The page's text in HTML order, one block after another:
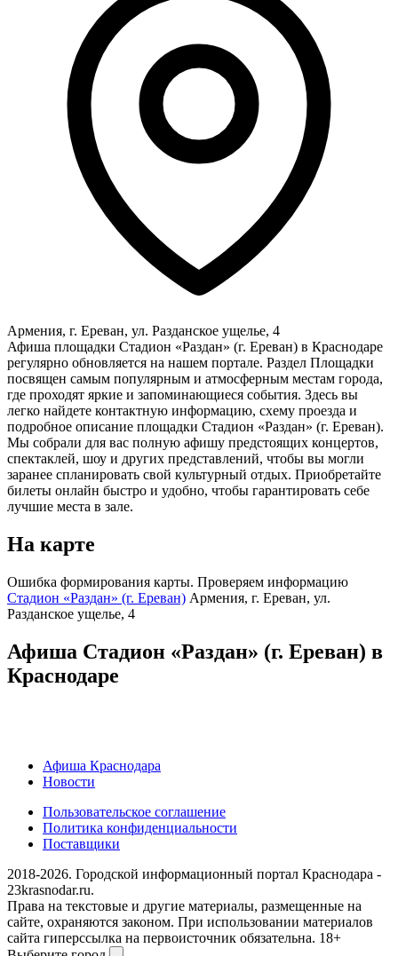
Армения, г. Ереван, ул. Разданское ущелье, 4
Афиша площадки Стадион «Раздан» (г. Ереван) в Краснодаре
регулярно обновляется на нашем портале. Раздел Площадки
посвящен самым популярным и атмосферным местам города,
где проходят яркие и запоминающиеся события. Здесь вы
легко найдете контактную информацию, схему проезда и
подробное описание площадки Стадион «Раздан» (г. Ереван).
Мы собрали для вас полную афишу предстоящих концертов,
спектаклей, шоу и других представлений, чтобы вы могли
заранее спланировать свой культурный отдых. Приобретайте
билеты онлайн быстро и удобно, чтобы гарантировать себе
лучшие места в зале.
На карте
Ошибка формирования карты. Проверяем информацию
Стадион «Раздан» (г. Ереван) Армения, г. Ереван, ул.
Разданское ущелье, 4
Афиша Стадион «Раздан» (г. Ереван) в
Краснодаре
Афиша Краснодара
Новости
Пользовательское соглашение
Политика конфиденциальности
Поставщики
2018-2026. Городской информационный портал Краснодара -
23krasnodar.ru.
Права на текстовые и другие материалы, размещенные на
сайте, охраняются законом. При использовании материалов
сайта гиперссылка на первоисточник обязательна. 18+